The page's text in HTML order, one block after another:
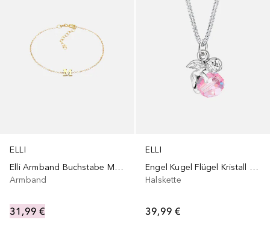
ELLI
Elli Armband Buchstabe M 925 Silber
Armband
31,99 €
ELLI
Engel Kugel Flügel Kristall 925 Sterling Silber
Halskette
39,99 €